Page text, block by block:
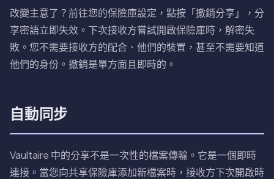
改變主意了？前往您的保險庫設定，點按「撤銷分享」，分
享密語立即失效。下次接收方嘗試開啟保險庫時，解密失
敗。您不需要接收方的配合、他們的裝置，甚至不需要知道
他們的身份。撤銷是單方面且即時的。
自動同步
Vaultaire 中的分享不是一次性的檔案傳輸。它是一個即時
連接。當您向共享保險庫添加新檔案時，接收方下次開啟時